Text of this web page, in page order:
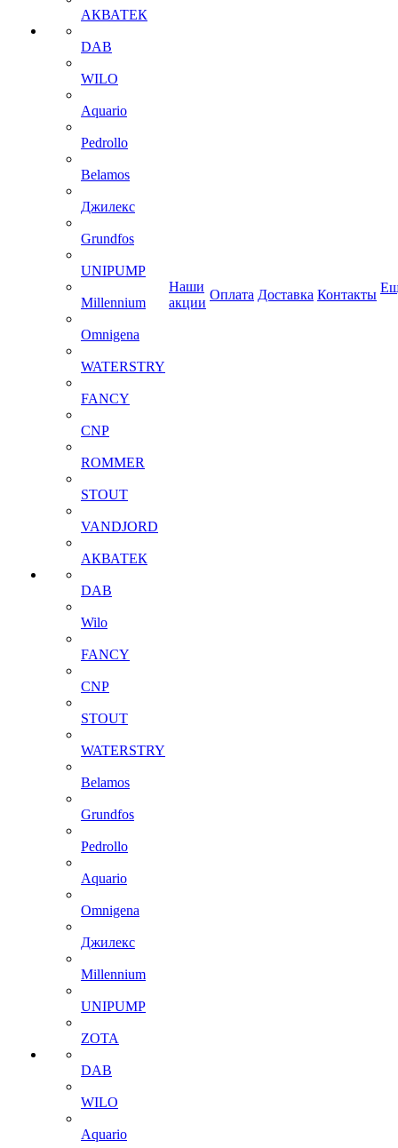
АКВАТЕК
DAB
WILO
Aquario
Pedrollo
Belamos
Джилекс
Grundfos
UNIPUMP
Millennium
Omnigena
WATERSTRY
FANCY
CNP
ROMMER
STOUT
VANDJORD
АКВАТЕК
DAB
Wilo
FANCY
CNP
STOUT
WATERSTRY
Belamos
Grundfos
Pedrollo
Aquario
Omnigena
Джилекс
Millennium
UNIPUMP
ZOTA
DAB
WILO
Aquario
Наши
акции
Оплата Доставка Контакты